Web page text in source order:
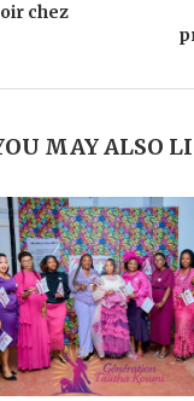
chez
MAY ALSO